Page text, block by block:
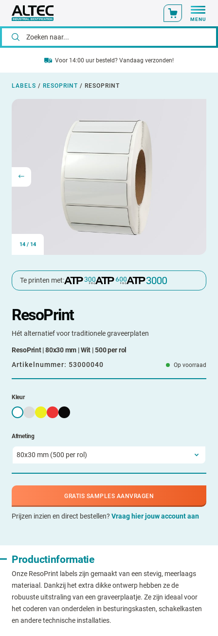
MENU
Voor 14:00 uur besteld? Vandaag verzonden!
LABELS / RESOPRINT / RESOPRINT
14 / 14
Te printen met:
ResoPrint
Hét alternatief voor traditionele graveerplaten
ResoPrint | 80x30 mm | Wit | 500 per rol
Artikelnummer: 53000040 Op voorraad
Kleur
Afmeting
GRATIS SAMPLES AANVRAGEN
Prijzen inzien en direct bestellen? Vraag hier jouw account aan
Productinformatie
Onze ResoPrint labels zijn gemaakt van een stevig, meerlaags
materiaal. Dankzij het extra dikke ontwerp hebben ze de
robuuste uitstraling van een graveerplaatje. Ze zijn ideaal voor
het coderen van onderdelen in besturingskasten, schakelkasten
en andere technische installaties.